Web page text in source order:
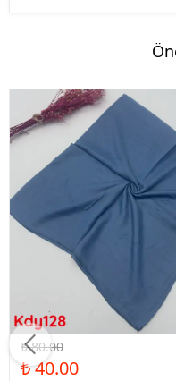
%50 İndirim
₺ 80.00
₺ 40.00